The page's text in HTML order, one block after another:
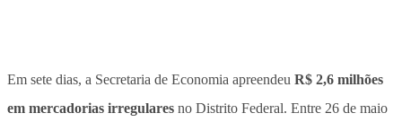
Em sete dias, a Secretaria de Economia apreendeu R$ 2,6 milhões
em mercadorias irregulares no Distrito Federal. Entre 26 de maio